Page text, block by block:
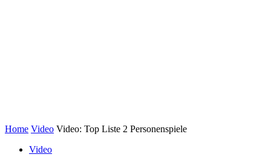
Home Video Video: Top Liste 2 Personenspiele
Video